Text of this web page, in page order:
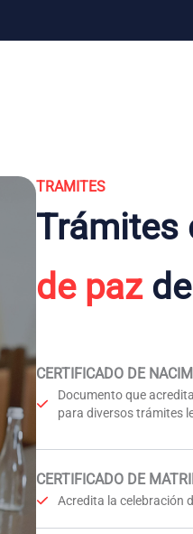
TRAMITES
Trámites
de pazde
CERTIFICADO DE
Documento que
para diversos trámites
CERTIFICADO DE
Acredita la celebración